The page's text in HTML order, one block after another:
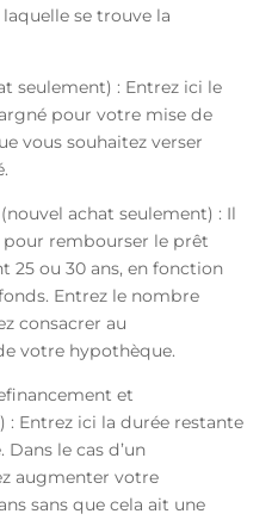
se trouve la
seulement) : Entrez ici le
pour votre mise de
vous souhaitez verser
achat seulement) : Il
pour rembourser le prêt
25 ou 30 ans, en fonction
Entrez le nombre
consacrer au
votre hypothèque.
et
Entrez ici la durée restante
le cas d’un
augmenter votre
sans que cela ait une